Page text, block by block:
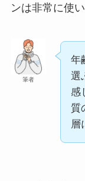
ンは非常に使
筆者
年
選
感
質
層